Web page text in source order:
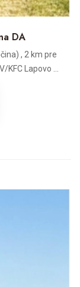
DA
, 2 km pre
KFC Lapovo ...